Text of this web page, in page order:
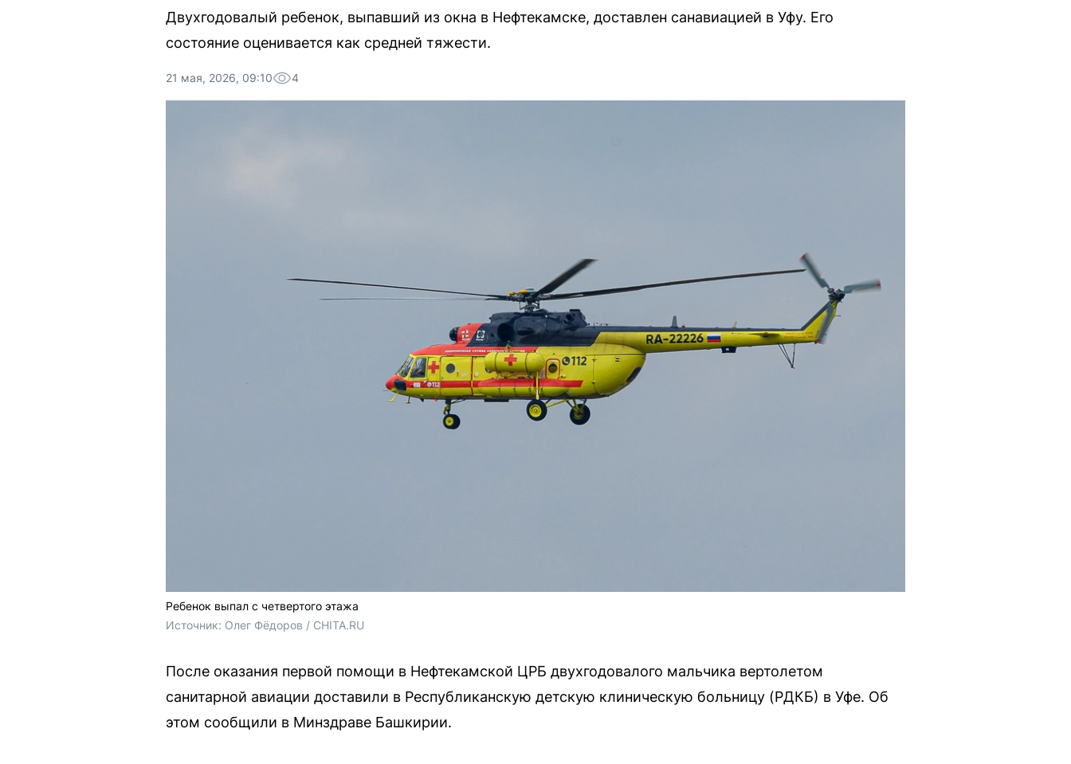
Двухгодовалый ребенок, выпавший из окна в Нефтекамске, доставлен санавиацией в Уфу. Его
состояние оценивается как средней тяжести.
21 мая, 2026, 09:10 4
Ребенок выпал с четвертого этажа
Источник: Олег Фёдоров / CHITA.RU
После оказания первой помощи в Нефтекамской ЦРБ двухгодовалого мальчика вертолетом
санитарной авиации доставили в Республиканскую детскую клиническую больницу (РДКБ) в Уфе. Об
этом сообщили в Минздраве Башкирии.